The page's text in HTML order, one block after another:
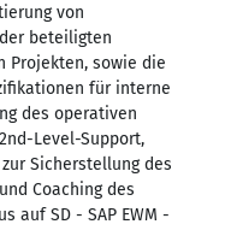
von
beteiligten
Projekten, sowie die
für interne
des operativen
Level-Support,
Sicherstellung des
Coaching des
auf SD - SAP EWM -